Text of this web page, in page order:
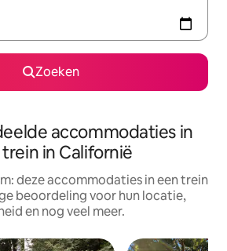
Zoeken
accommodaties in
in Californië
deze accommodaties in een trein
beoordeling voor hun locatie,
en nog veel meer.